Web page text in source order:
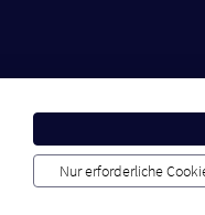
Nur erforderliche